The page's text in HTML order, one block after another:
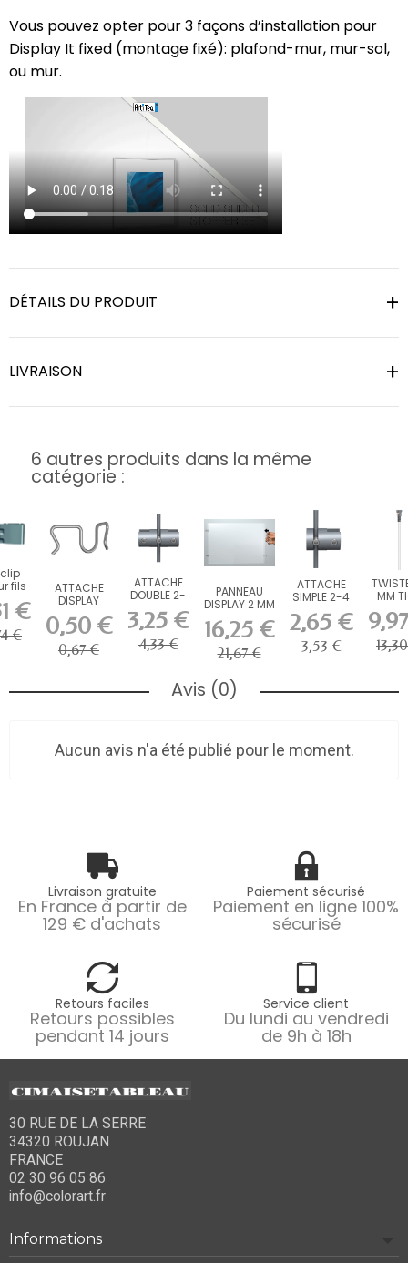
Vous pouvez opter pour 3 façons d’installation pour
Display It fixed (montage fixé): plafond-mur, mur-sol,
ou mur.
DÉTAILS DU PRODUIT
LIVRAISON
6 autres produits dans la même
catégorie :
fils
€
€
ATTACHE
DISPLAY
0,50 €
0,67 €
ATTACHE
DOUBLE 2-
3,25 €
4,33 €
PANNEAU
DISPLAY 2 MM
16,25 €
21,67 €
ATTACHE
SIMPLE 2-4
MM
2,65 €
3,53 €
MM
INOX
CM
Avis (0)
Aucun avis n'a été publié pour le moment.
Livraison gratuite
En France à partir de
129 € d'achats
Paiement sécurisé
Paiement en ligne 100%
sécurisé
Retours faciles
Retours possibles
pendant 14 jours
Service client
Du lundi au vendredi
de 9h à 18h
30 RUE DE LA SERRE
34320 ROUJAN
FRANCE
02 30 96 05 86
info@colorart.fr
Informations